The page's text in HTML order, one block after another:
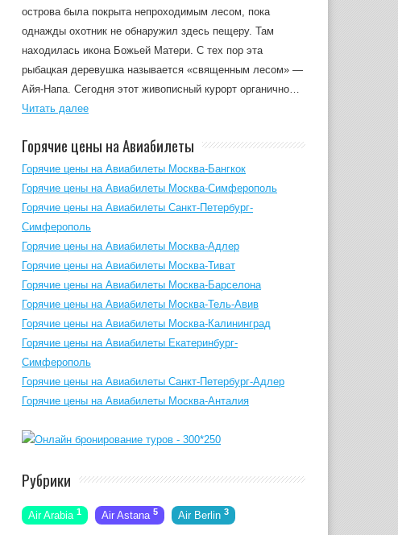
острова была покрыта непроходимым лесом, пока
однажды охотник не обнаружил здесь пещеру. Там
находилась икона Божьей Матери. С тех пор эта
рыбацкая деревушка называется «священным лесом» —
Айя-Напа. Сегодня этот живописный курорт органично…
Читать далее
Горячие цены на Авиабилеты
Горячие цены на Авиабилеты Москва-Бангкок
Горячие цены на Авиабилеты Москва-Симферополь
Горячие цены на Авиабилеты Санкт-Петербург-
Симферополь
Горячие цены на Авиабилеты Москва-Адлер
Горячие цены на Авиабилеты Москва-Тиват
Горячие цены на Авиабилеты Москва-Барселона
Горячие цены на Авиабилеты Москва-Тель-Авив
Горячие цены на Авиабилеты Москва-Калининград
Горячие цены на Авиабилеты Екатеринбург-
Симферополь
Горячие цены на Авиабилеты Санкт-Петербург-Адлер
Горячие цены на Авиабилеты Москва-Анталия
Рубрики
Air Arabia 1 Air Astana 5 Air Berlin 3